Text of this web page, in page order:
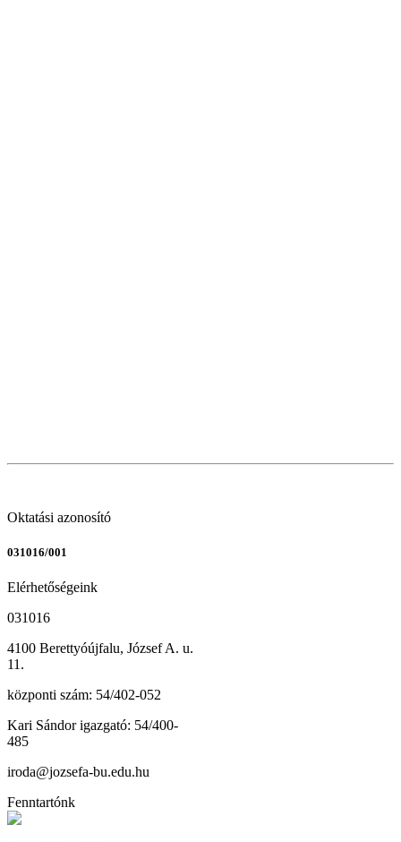
Oktatási azonosító
031016/001
Elérhetőségeink
031016
4100 Berettyóújfalu, József A. u.
11.
központi szám: 54/402-052
Kari Sándor igazgató: 54/400-
485
iroda@jozsefa-bu.edu.hu
Fenntartónk